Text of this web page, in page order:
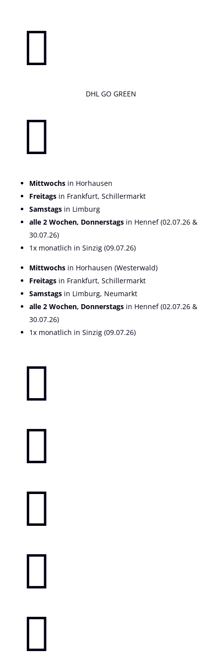

DHL GO GREEN

Mittwochsin Horhausen
Freitagsin Frankfurt, Schillermarkt
Samstagsin Limburg
alle 2 Wochen, Donnerstagsin Hennef (02.07.26 &
30.07.26)
1x monatlich in Sinzig (09.07.26)
Mittwochsin Horhausen (Westerwald)
Freitagsin Frankfurt, Schillermarkt
Samstagsin Limburg, Neumarkt
alle 2 Wochen, Donnerstagsin Hennef (02.07.26 &
30.07.26)
1x monatlich in Sinzig (09.07.26)




